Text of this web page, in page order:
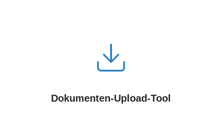
Dokumenten-Upload-Tool